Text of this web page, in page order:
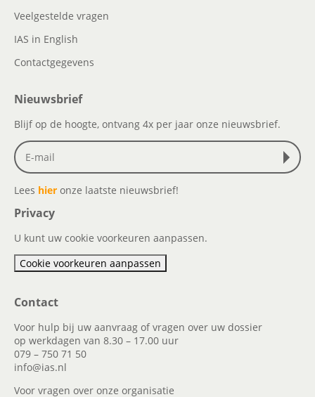
Veelgestelde vragen
IAS in English
Contactgegevens
Nieuwsbrief
Blijf op de hoogte, ontvang 4x per jaar onze nieuwsbrief.
Lees hier onze laatste nieuwsbrief!
Privacy
U kunt uw cookie voorkeuren aanpassen.
Cookie voorkeuren aanpassen
Contact
Voor hulp bij uw aanvraag of vragen over uw dossier
op werkdagen van 8.30 – 17.00 uur
079 – 750 71 50
info@ias.nl
Voor vragen over onze organisatie